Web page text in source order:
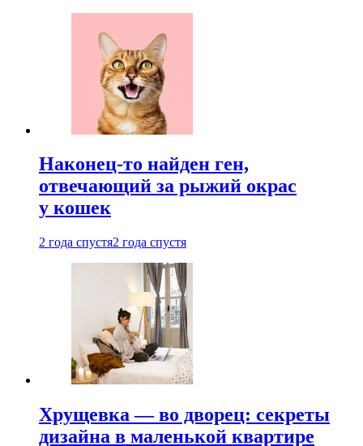
Наконец-то найден ген,
отвечающий за рыжий окрас
у кошек
2 года спустя2 года спустя
Хрущевка — во дворец: секреты
дизайна в маленькой квартире